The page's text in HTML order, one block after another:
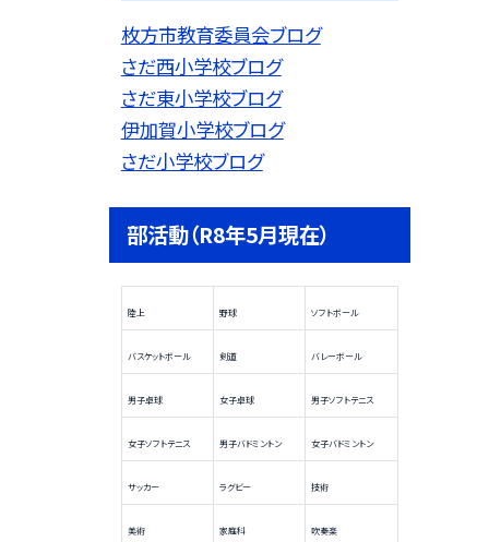
枚方市教育委員会ブログ
さだ西小学校ブログ
さだ東小学校ブログ
伊加賀小学校ブログ
さだ小学校ブログ
部活動（R8年5月現在）
陸上 野球 ソフトボール
バスケットボール 剣道 バレーボール
男子卓球 女子卓球 男子ソフトテニス
女子ソフトテニス 男子バドミントン 女子バドミントン
サッカー ラグビー 技術
美術 家庭科 吹奏楽